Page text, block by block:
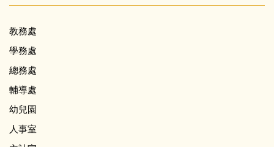
教務處
學務處
總務處
輔導處
幼兒園
人事室